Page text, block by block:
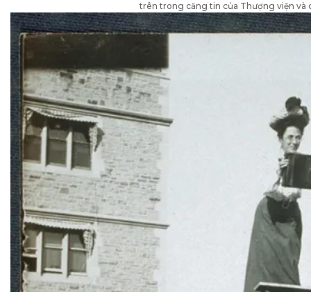
trên trong căng tin của Thượng viện và